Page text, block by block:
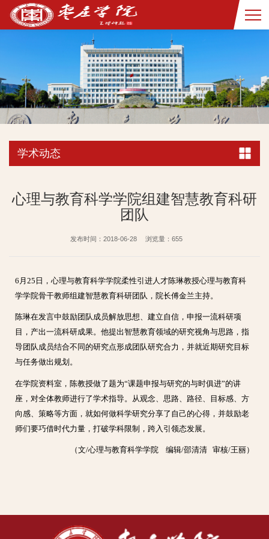
学术动态
心理与教育科学学院组建智慧教育科研
团队
发布时间：2018-06-28 浏览量： 655
6月25日，心理与教育科学学院柔性引进人才陈琳教授心理与教育科
学学院骨干教师组建智慧教育科研团队，院长傅金兰主持。
陈琳在发言中鼓励团队成员解放思想、建立自信，申报一流科研项
目，产出一流科研成果。他提出智慧教育领域的研究视角与思路，指
导团队成员结合不同的研究点形成团队研究合力，并就近期研究目标
与任务做出规划。
在学院资料室，陈教授做了题为“课题申报与研究的与时俱进”的讲
座，对全体教师进行了学术指导。从观念、思路、路径、目标感、方
向感、策略等方面，就如何做科学研究分享了自己的心得，并鼓励老
师们要巧借时代力量，打破学科限制，跨入引领态发展。
（文/心理与教育科学学院 编辑/邵清清 审核/王丽）